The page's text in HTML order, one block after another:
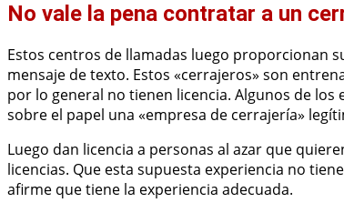
No vale la pena contratar a un
Estos centros de llamadas luego proporcionan
mensaje de texto. Estos «cerrajeros» son
por lo general no tienen licencia. Algunos de
sobre el papel una «empresa de cerrajería»
Luego dan licencia a personas al azar que
licencias. Que esta supuesta experiencia no
afirme que tiene la experiencia adecuada.